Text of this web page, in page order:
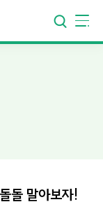
돌 말아보자!